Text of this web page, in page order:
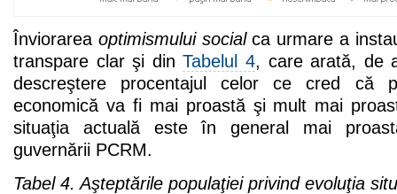
Înviorarea optimismului socialca urmare a
transpare clar şi dinTabelul 4, care arată, de
descreştere procentajul celor ce cred că
economică va fi mai proastă şi mult mai
situaţia actuală este în general mai
guvernării PCRM.
Tabel 4. Aşteptările populaţiei privind evoluţia